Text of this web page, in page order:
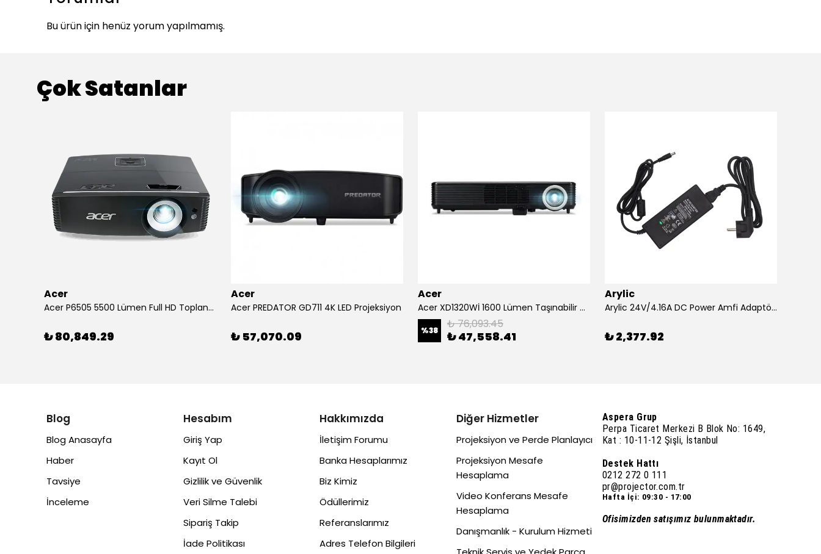
Bu ürün için henüz yorum yapılmamış.
Çok Satanlar
Acer
Acer P6505 5500 Lümen Full HD Toplantı Odası Projeksiyonu
₺ 80,849.29
Acer
Acer PREDATOR GD711 4K LED Projeksiyon
₺ 57,070.09
Acer
Acer XD1320Wİ 1600 Lümen Taşınabilir USB Medya Kablosuz WXGA LED Projeksiyon
%38 ₺ 76,093.45
₺ 47,558.41
Arylic
Arylic 24V/4.16A DC Power Amfi Adaptörü
₺ 2,377.92
Blog
Blog Anasayfa
Haber
Tavsiye
İnceleme
Hesabım
Giriş Yap
Kayıt Ol
Gizlilik ve Güvenlik
Veri Silme Talebi
Sipariş Takip
İade Politikası
Hakkımızda
İletişim Forumu
Banka Hesaplarımız
Biz Kimiz
Ödüllerimiz
Referanslarımız
Adres Telefon Bilgileri
Diğer Hizmetler
Projeksiyon ve Perde Planlayıcı
Projeksiyon Mesafe
Hesaplama
Video Konferans Mesafe
Hesaplama
Danışmanlık - Kurulum Hizmeti
Aspera Grup
Perpa Ticaret Merkezi B Blok No: 1649,
Kat : 10-11-12 Şişli, İstanbul
Destek Hattı
0212 272 0 111
pr@projector.com.tr
Hafta İçi: 09:30 - 17:00
Ofisimizden satışımız bulunmaktadır.